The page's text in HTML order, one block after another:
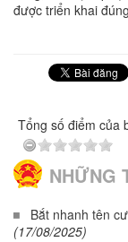
được triển khai
Tổng số điểm của
NHỮNG
Bắt nhanh tên
(17/08/2025)